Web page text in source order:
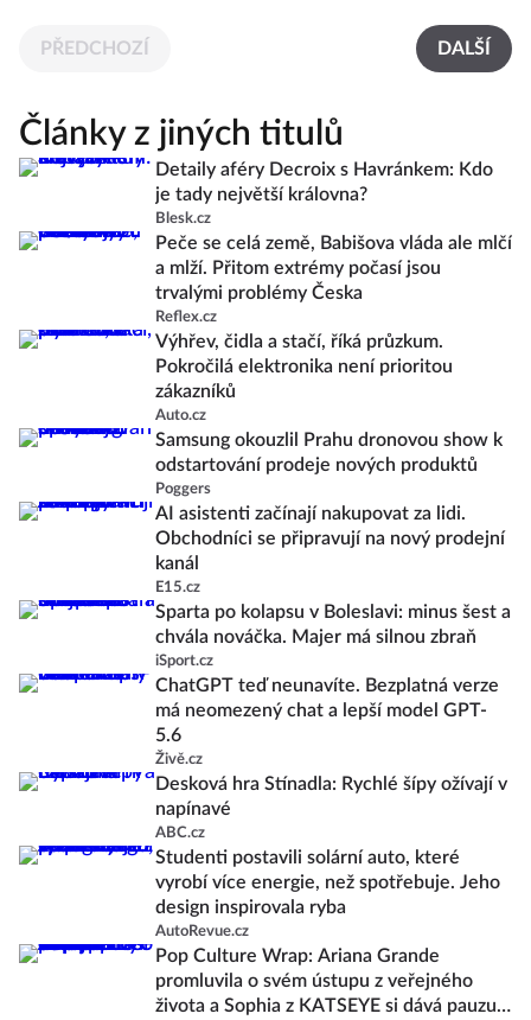
PŘEDCHOZÍ DALŠÍ
Články z jiných titulů
Detaily aféry Decroix s Havránkem: Kdo
je tady největší královna?
Blesk.cz
Peče se celá země, Babišova vláda ale mlčí
a mlží. Přitom extrémy počasí jsou
trvalými problémy Česka
Reflex.cz
Výhřev, čidla a stačí, říká průzkum.
Pokročilá elektronika není prioritou
zákazníků
Auto.cz
Samsung okouzlil Prahu dronovou show k
odstartování prodeje nových produktů
Poggers
AI asistenti začínají nakupovat za lidi.
Obchodníci se připravují na nový prodejní
kanál
E15.cz
Sparta po kolapsu v Boleslavi: minus šest a
chvála nováčka. Majer má silnou zbraň
iSport.cz
ChatGPT teď neunavíte. Bezplatná verze
má neomezený chat a lepší model GPT-
5.6
Živě.cz
Desková hra Stínadla: Rychlé šípy ožívají v
napínavé
ABC.cz
Studenti postavili solární auto, které
vyrobí více energie, než spotřebuje. Jeho
design inspirovala ryba
AutoRevue.cz
Pop Culture Wrap: Ariana Grande
promluvila o svém ústupu z veřejného
života a Sophia z KATSEYE si dává pauzu